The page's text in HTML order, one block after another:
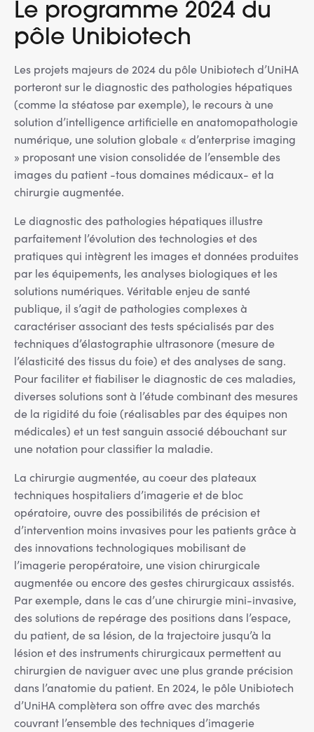
Le programme 2024 du
pôle Unibiotech
Les projets majeurs de 2024 du pôle Unibiotech d’UniHA
porteront sur le diagnostic des pathologies hépatiques
(comme la stéatose par exemple), le recours à une
solution d’intelligence artificielle en anatomopathologie
numérique, une solution globale « d’enterprise imaging
» proposant une vision consolidée de l’ensemble des
images du patient -tous domaines médicaux- et la
chirurgie augmentée.
Le diagnostic des pathologies hépatiques illustre
parfaitement l’évolution des technologies et des
pratiques qui intègrent les images et données produites
par les équipements, les analyses biologiques et les
solutions numériques. Véritable enjeu de santé
publique, il s’agit de pathologies complexes à
caractériser associant des tests spécialisés par des
techniques d’élastographie ultrasonore (mesure de
l’élasticité des tissus du foie) et des analyses de sang.
Pour faciliter et fiabiliser le diagnostic de ces maladies,
diverses solutions sont à l’étude combinant des mesures
de la rigidité du foie (réalisables par des équipes non
médicales) et un test sanguin associé débouchant sur
une notation pour classifier la maladie.
La chirurgie augmentée, au coeur des plateaux
techniques hospitaliers d’imagerie et de bloc
opératoire, ouvre des possibilités de précision et
d’intervention moins invasives pour les patients grâce à
des innovations technologiques mobilisant de
l’imagerie peropératoire, une vision chirurgicale
augmentée ou encore des gestes chirurgicaux assistés.
Par exemple, dans le cas d’une chirurgie mini-invasive,
des solutions de repérage des positions dans l’espace,
du patient, de sa lésion, de la trajectoire jusqu’à la
lésion et des instruments chirurgicaux permettent au
chirurgien de naviguer avec une plus grande précision
dans l’anatomie du patient. En 2024, le pôle Unibiotech
d’UniHA complètera son offre avec des marchés
couvrant l’ensemble des techniques d’imagerie